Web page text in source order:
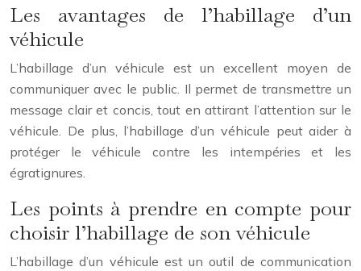
Les avantages de l’habillage d’un
véhicule
L’habillage d’un véhicule est un excellent moyen de
communiquer avec le public. Il permet de transmettre un
message clair et concis, tout en attirant l’attention sur le
véhicule. De plus, l’habillage d’un véhicule peut aider à
protéger le véhicule contre les intempéries et les
égratignures.
Les points à prendre en compte pour
choisir l’habillage de son véhicule
L’habillage d’un véhicule est un outil de communication